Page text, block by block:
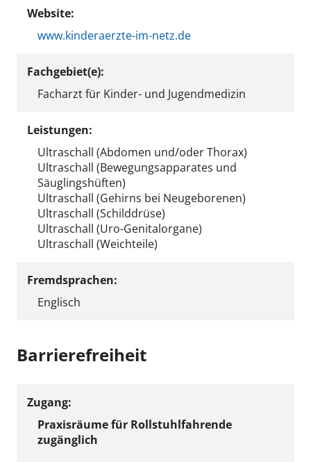
Website:
www.kinderaerzte-im-netz.de
Fachgebiet(e):
Facharzt für Kinder- und Jugendmedizin
Leistungen:
Ultraschall (Abdomen und/oder Thorax)
Ultraschall (Bewegungsapparates und
Säuglingshüften)
Ultraschall (Gehirns bei Neugeborenen)
Ultraschall (Schilddrüse)
Ultraschall (Uro-Genitalorgane)
Ultraschall (Weichteile)
Fremdsprachen:
Englisch
Barrierefreiheit
Zugang:
Praxisräume für Rollstuhlfahrende
zugänglich